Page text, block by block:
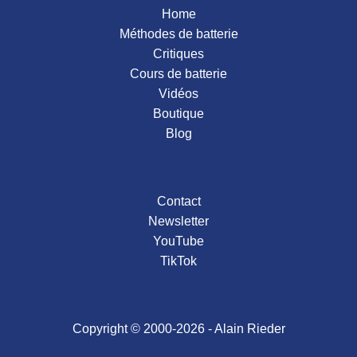
Home
Méthodes de batterie
Critiques
Cours de batterie
Vidéos
Boutique
Blog
Contact
Newsletter
YouTube
TikTok
Copyright © 2000-2026 - Alain Rieder